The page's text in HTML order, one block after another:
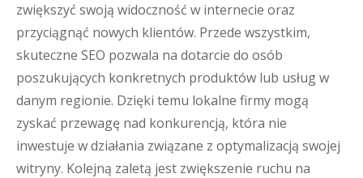
zwiększyć swoją widoczność w internecie oraz
przyciągnąć nowych klientów. Przede wszystkim,
skuteczne SEO pozwala na dotarcie do osób
poszukujących konkretnych produktów lub usług w
danym regionie. Dzięki temu lokalne firmy mogą
zyskać przewagę nad konkurencją, która nie
inwestuje w działania związane z optymalizacją swojej
witryny. Kolejną zaletą jest zwiększenie ruchu na